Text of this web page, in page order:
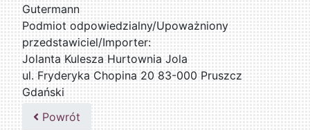
Gutermann
Podmiot odpowiedzialny/Upoważniony
przedstawiciel/Importer:
Jolanta Kulesza Hurtownia Jola
ul. Fryderyka Chopina 20 83-000 Pruszcz
Gdański
Powrót